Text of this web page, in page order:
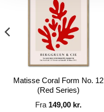
Matisse Coral Form No. 12
(Red Series)
Fra 149,00 kr.